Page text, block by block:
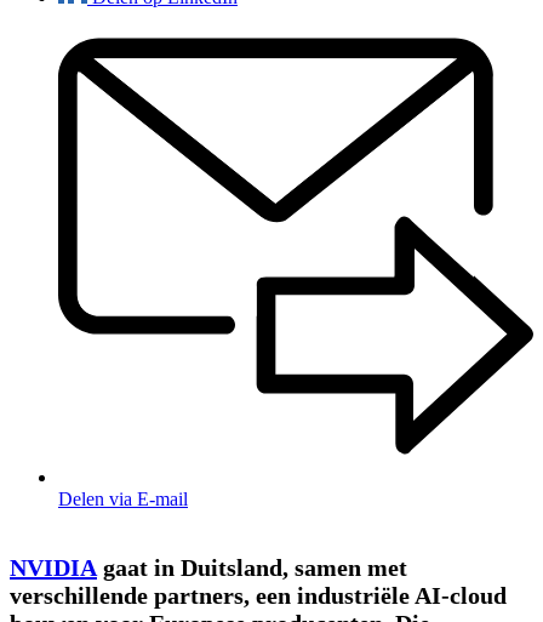
Delen via E-mail
NVIDIA gaat in Duitsland, samen met
verschillende partners, een industriële AI-cloud